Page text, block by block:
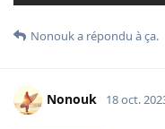
Nonouka répondu à ça.
Nonouk 18 oct.